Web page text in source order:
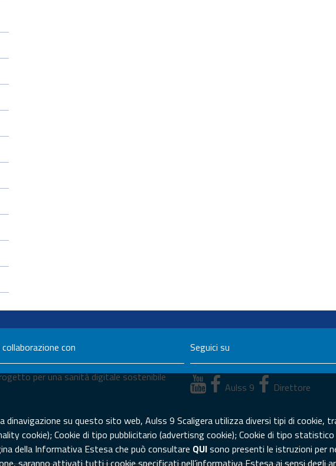
collaborazione con
per una sanità digitale sostenibile
Seguici su
Aulss 9 Direttore
dinavigazione su questo sito web, Aulss 9 Scaligera utilizza diversi tipi di cookie,
cookie); Cookie di tipo pubblicitario (advertisng cookie); Cookie di tipo
della Informativa Estesa che può consultare QUIsono presenti le istruzioni per
saranno attivati tutti i cookie specificati nell’informativa Estesa ai sensi